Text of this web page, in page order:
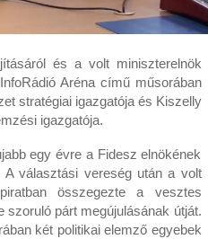
és a volt miniszterelnök
Aréna című műsorában
stratégiai igazgatója és Kiszelly
igazgatója.
egy évre a Fidesz elnökének
választási vereség után a volt
összegezte a vesztes
párt megújulásának útját.
két politikai elemző egyebek